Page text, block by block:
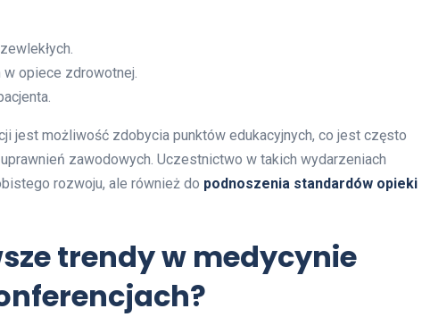
opiece zdrowotnej.
jest możliwość zdobycia punktów edukacyjnych, co jest często
zawodowych. Uczestnictwo w takich wydarzeniach
rozwoju, ale również do podnoszenia standardów opieki
trendy w medycynie